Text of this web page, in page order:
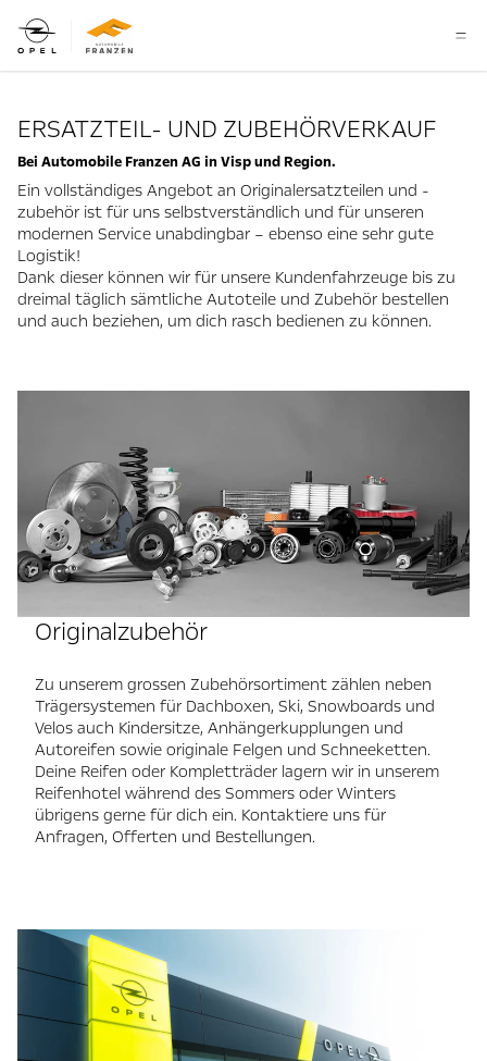
ERSATZTEIL- UND ZUBEHÖRVERKAUF
Bei Automobile Franzen AG in Visp und Region.
Ein vollständiges Angebot an Originalersatzteilen und -
zubehör ist für uns selbstverständlich und für unseren
modernen Service unabdingbar – ebenso eine sehr gute
Logistik!
Dank dieser können wir für unsere Kundenfahrzeuge bis zu
dreimal täglich sämtliche Autoteile und Zubehör bestellen
und auch beziehen, um dich rasch bedienen zu können.
Originalzubehör
Zu unserem grossen Zubehörsortiment zählen neben
Trägersystemen für Dachboxen, Ski, Snowboards und
Velos auch Kindersitze, Anhängerkupplungen und
Autoreifen sowie originale Felgen und Schneeketten.
Deine Reifen oder Kompletträder lagern wir in unserem
Reifenhotel während des Sommers oder Winters
übrigens gerne für dich ein. Kontaktiere uns für
Anfragen, Offerten und Bestellungen.